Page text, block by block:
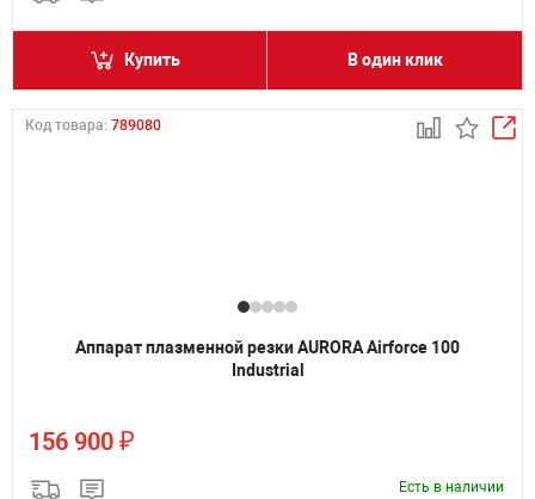
Купить В один клик
Код товара: 789080
Аппарат плазменной резки AURORA Airforce 100
Industrial
156 900 ₽
Есть в наличии